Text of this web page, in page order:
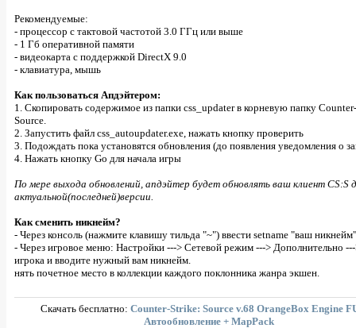
Рекомендуемые:
- процессор с тактовой частотой 3.0 ГГц или выше
- 1 Гб оперативной памяти
- видеокарта с поддержкой DirectX 9.0
- клавиатура, мышь
Как пользоваться Апдэйтером:
1. Скопировать содержимое из папки css_updater в корневую папку
Source.
2. Запустить файл css_autoupdater.exe, нажать кнопку проверить
3. Подождать пока установятся обновления (до появления уведомления о
4. Нажать кнопку Go для начала игры
По мере выхода обновлений, апдэйтер будет обновлять ваш клиент CS:S
актуальной(последней)версии.
Как сменить никнейм?
- Через консоль (нажмите клавишу тильда "~") ввести setname "ваш
- Через игровое меню: Настройки ---> Сетевой режим ---> Дополнительно
игрока и вводите нужный вам никнейм.
нять почетное место в коллекции каждого поклонника жанра экшен.
Скачать бесплатно: Counter-Strike: Source v.68 OrangeBox Engine
Автообновление + MapPack